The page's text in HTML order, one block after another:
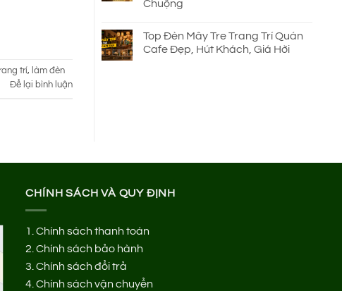
trí, làm đèn
Để lại bình luận
Chuộng
Top Đèn Mây Tre Trang Trí Quán
Cafe Đẹp, Hút Khách, Giá Hời
CHÍNH SÁCH VÀ QUY ĐỊNH
1.Chính sách thanh toán
2.Chính sách bảo hành
3.Chính sách đổi trả
4.Chính sách vận chuyển